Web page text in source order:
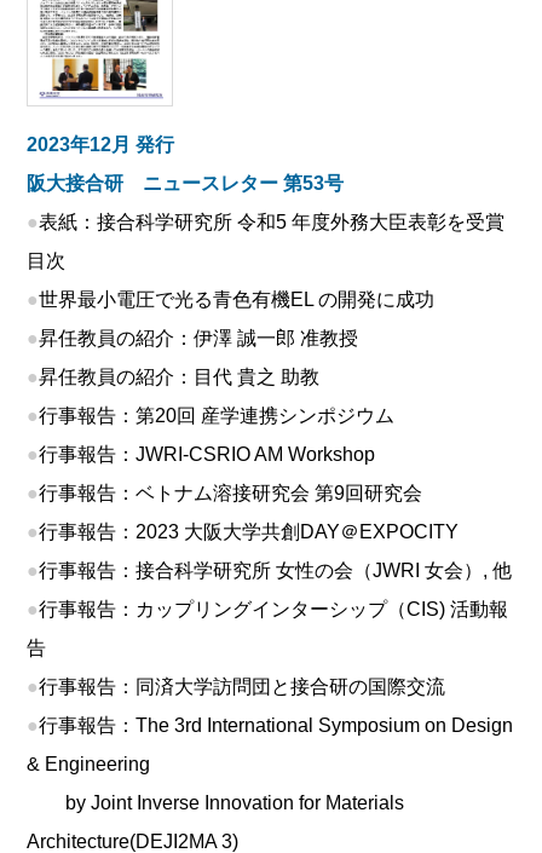
2023年12月 発行
阪大接合研 ニュースレター 第53号
●表紙：接合科学研究所 令和5 年度外務大臣表彰を受賞
目次
●世界最小電圧で光る青色有機EL の開発に成功
●昇任教員の紹介：伊澤 誠一郎 准教授
●昇任教員の紹介：目代 貴之 助教
●行事報告：第20回 産学連携シンポジウム
●行事報告：JWRI-CSRIO AM Workshop
●行事報告：ベトナム溶接研究会 第9回研究会
●行事報告：2023 大阪大学共創DAY＠EXPOCITY
●行事報告：接合科学研究所 女性の会（JWRI 女会）, 他
●行事報告：カップリングインターシップ（CIS) 活動報
告
●行事報告：同済大学訪問団と接合研の国際交流
●行事報告：The 3rd International Symposium on Design
& Engineering
by Joint Inverse Innovation for Materials
Architecture(DEJI2MA 3)